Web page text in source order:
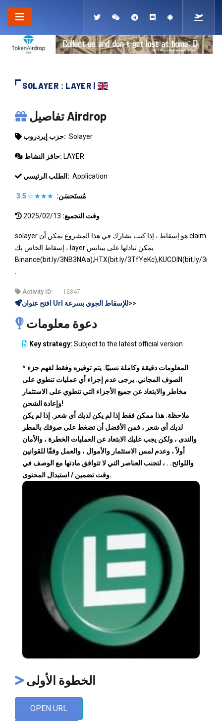
SOLAYER : LAYER |
SOLAYER
تفاصيل Airdrop
حزب إيردروب: Solayer
حافز النشاط: LAYER
الطلب الرئيسي: Application
مُستَحسَن: ★★★☆
3.5
وقت التجميع: 2025/02/13
solayer هو إسقاط ، إذا كنت تشارك في هذا المشروع يمكن أن claim
إسقاط الخاص بك ، layer يمكن تبادلها على بينانس
Binance(bit.ly/3NB3NAa),HTX(bit.ly/3TfYeKc),KUCOIN(bit.ly/
Activity ID: 12847
افتح عنوان Url للإسقاط الجوي بسرعة>>
دعوة معلومات
Key strategy: Subject to the latest official version
* المعلومات دقيقة وكاملة نسبيًا. يتم توفيره وفقط لفهم جزء
الصوف المجاني. يرجى عدم إجراء أي عمليات تنطوي على
مخاطر والابتعاد عن جميع الأجزاء التي تنطوي على الاستثمار
وإعادة الشحن!
ملاحظة. هذا ممكن فقط إذا لم يكن لديك أي شعر. إذا لم يكن
لديك أي شعر ، فمن الأفضل أن تضغط على صوفك بالمطر
والندى ، ولكن يجب عليك الابتعاد عن العمليات الخطرة ، والأمان
أولاً ، وعدم لمس الاستثمار والأموال ، والعمل وفقًا للقوانين
واللوائح. . ، لتجنب العناصر التي لا تتوافق مادتها مع الوصف في
وقت تضمين / استبدال المحتوى.
الخطوة الأولى
OPEN URL